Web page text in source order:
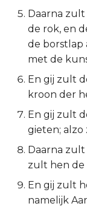
Filipenzen
Kolossenzen
1
2
1 Timótheüs
2 Timótheüs
Titus
Daarna
de rok, en
de borstlap
met de
En gij zult
kroon der
En gij zult
gieten; alzo
Daarna
zult hen de
En gij zult
namelijk